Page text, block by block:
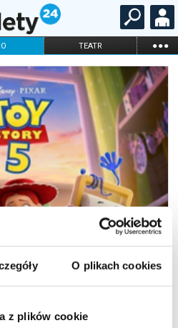
O plikach cookies
z plików cookie
TEATR ...
STAND-UP
KARNETY